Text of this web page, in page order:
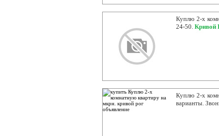
Куплю 2-х
24-50. Кривой
Куплю 2-х
варианты.